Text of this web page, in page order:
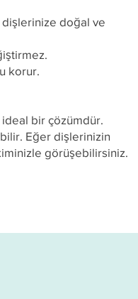
dişlerinize doğal ve
korur.
bir çözümdür.
Eğer dişlerinizin
görüşebilirsiniz.